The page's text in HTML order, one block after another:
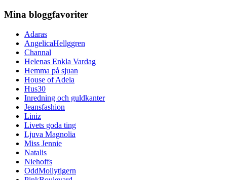
Mina bloggfavoriter
Adaras
AngelicaHellggren
Channal
Helenas Enkla Vardag
Hemma på sjuan
House of Adela
Hus30
Inredning och guldkanter
Jeansfashion
Liniz
Livets goda ting
Ljuva Magnolia
Miss Jennie
Natalis
Niehoffs
OddMollytigern